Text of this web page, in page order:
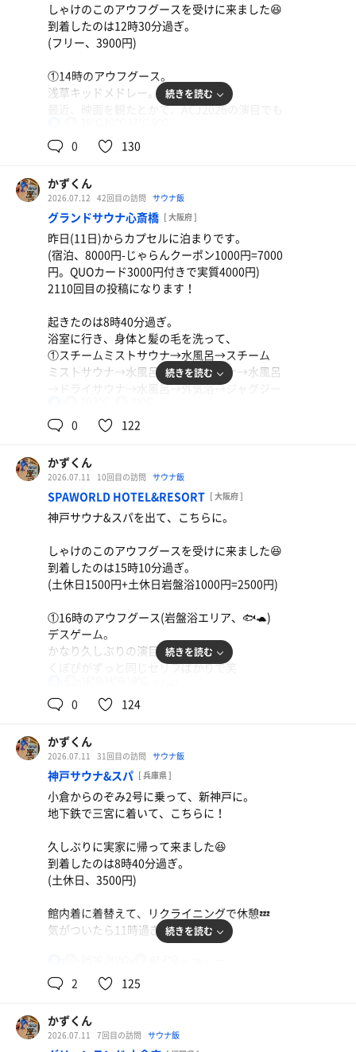
禁酒4日目、やっぱりおうちごはんに限る🤔
もつ煮込み、夏野菜の浅漬け、野菜サラダ、枝豆
禁酒3日目。夏野菜の浅漬けは自家製でお酒にもごはん
にも合うやつ😋
2026年浴鮭95日/1回(累計685日/1069回)
まいものサラダ
週末お酒呑んだため、禁酒1日目。野菜多めのメニュー
イオンウォーター
しゃけのこのアウフグースを受けに来ました😆
到着したのは12時30分過ぎ。
(フリー、3900円)
①14時のアウフグース。
浅草キッドメドレー。
最近、映画を観たとかで、ACJ2026の演目でも
③16時のアウフグース。
各地で夏の甲子園の予選も行われているし🤔
14時、16時ともに盛り上がりましたが、終盤は
しっかり熱かった🔥
合間に他のサウナにもしっかり入りました。
鮭ちゃん、くぼぴお疲れさまでした😋
ご一緒した皆さま、ありがとうございました😊
ありがとうございました😊
さて、帰りも飛行機で帰ります。
続きを読む
0 130
かずくん
2026.07.12 42回目の訪問 サウナ飯
グランドサウナ心斎橋 [ 大阪府 ]
昨日(11日)からカプセルに泊まりです。
(宿泊、8000円-じゃらんクーポン1000円=7000
円。QUOカード3000円付きで実質4000円)
2110回目の投稿になります！
起きたのは8時40分過ぎ。
浴室に行き、身体と髪の毛を洗って、
①スチームミストサウナ→水風呂→スチーム
ミストサウナ→水風呂→ドライサウナ→水風呂
→ドライサウナ→水風呂→外気浴→ジャグジー
あと、水風呂も最近調子悪かった気がしたけど
今日はいつも通りの冷たさ😇
10時に退館。
おひるごはん食べてから推し事に🐟🐢
続きを読む
0 122
かずくん
2026.07.11 10回目の訪問 サウナ飯
SPAWORLD HOTEL&RESORT [ 大阪府 ]
神戸サウナ&スパを出て、こちらに。
しゃけのこのアウフグースを受けに来ました😆
到着したのは15時10分過ぎ。
(土休日1500円+土休日岩盤浴1000円=2500円)
①16時のアウフグース(岩盤浴エリア、🐟🐢)
デスゲーム。
かなり久しぶりの演目！
くぼぴがずっと同じセリフばかりで笑
グレイテスト・ショーマン。
ストーブ超えの投げや新技もしっかり決まって
ました😂
③20時のアウフグース(🐟🐢)
先月に続き、フェスメドレー。
事前にフェイスタオルを配られて、何に使うの
かと思ったらそういうことかと🤔
アチアチ🔥🔥
フェスに行っている感覚で楽しかった😂
でした。
鮭ちゃん、くぼぴお疲れさまでした👋
21時過ぎに退館。
2026年浴鮭93日/2回(累計683日/1066回)
続きを読む
0 124
かずくん
2026.07.11 31回目の訪問 サウナ飯
神戸サウナ&スパ [ 兵庫県 ]
小倉からのぞみ2号に乗って、新神戸に。
地下鉄で三宮に着いて、こちらに！
久しぶりに実家に帰って来ました😆
到着したのは8時40分過ぎ。
(土休日、3500円)
館内着に着替えて、リクライニングで休憩💤
気がついたら11時過ぎ。
①メインサウナ→露天水風呂→外気浴→フィン
→メインサウナ→露天水風呂。
メインサウナは11時30分のアイスアロマサービス
続きを読む
2 125
かずくん
2026.07.11 7回目の訪問 サウナ飯